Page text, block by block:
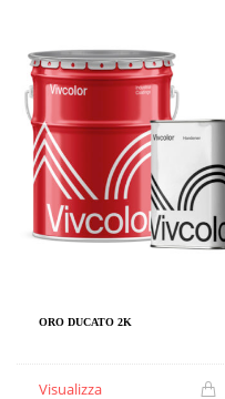
ORO DUCATO 2K
Visualizza